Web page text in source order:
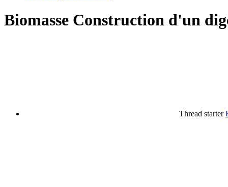
Biomasse Construction d'un
Thread starter